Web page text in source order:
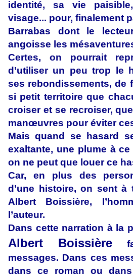
identité, sa vie
visage... pour, finalement
Barrabas dont le
angoisse les
Certes, on pourrait
d’utiliser un peu trop le
ses rebondissements, de
si petit territoire que
croiser et se recroiser,
manœuvres pour éviter
Mais quand se hasard
exaltante, une plume à
on ne peut que louer ce
Car, en plus des
d’une histoire, on sent à
Albert Boissière,
l’auteur.
Dans cette narration à la
Albert Boissière
messages. Dans ces
dans ce roman ou